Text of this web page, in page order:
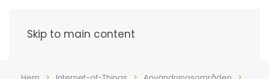
Skip to main content